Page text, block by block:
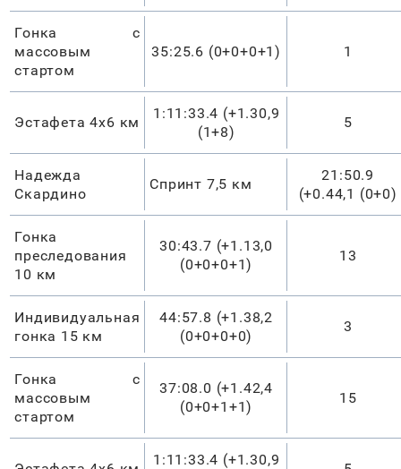
Гонка с
массовым
стартом
35:25.6 (0+0+0+1) 1
Эстафета 4х6 км
1:11:33.4 (+1.30,9
(1+8)
5
Надежда
Скардино
Спринт 7,5 км
21:50.9
(+0.44,1 (0+0)
Гонка
преследования
10 км
30:43.7 (+1.13,0
(0+0+0+1)
13
Индивидуальная
гонка 15 км
44:57.8 (+1.38,2
(0+0+0+0)
3
Гонка с
массовым
стартом
37:08.0 (+1.42,4
(0+0+1+1)
15
1:11:33.4 (+1.30,9